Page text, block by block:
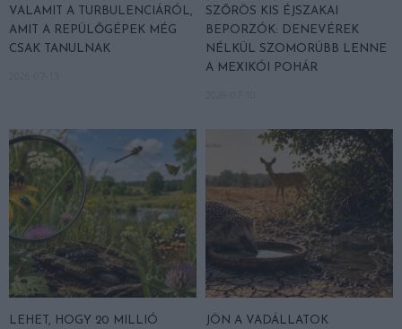
VALAMIT A TURBULENCIÁRÓL,
AMIT A REPÜLŐGÉPEK MÉG
CSAK TANULNAK
SZŐRÖS KIS ÉJSZAKAI
BEPORZÓK: DENEVÉREK
NÉLKÜL SZOMORÚBB LENNE
A MEXIKÓI POHÁR
LEHET, HOGY 20 MILLIÓ JÖN A VADÁLLATOK